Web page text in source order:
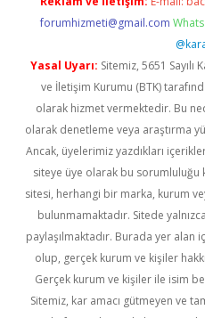
forumhizmeti@gmail.com
Yasal Uyarı: Sitemiz, 5651
ve İletişim Kurumu (BTK)
olarak hizmet vermektedir. Bu
olarak denetleme veya araştırma
Ancak, üyelerimiz yazdıkları
siteye üye olarak bu sorumluluğu
sitesi, herhangi bir marka, kurum
bulunmamaktadır. Sitede
paylaşılmaktadır. Burada yer alan
olup, gerçek kurum ve kişiler
Gerçek kurum ve kişiler ile isim
Sitemiz, kar amacı gütmeyen ve